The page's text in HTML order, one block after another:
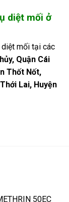
diệt mối ở
diệt mối tại các
Quận Cái
Thốt Nốt,
Lai, Huyện
50EC